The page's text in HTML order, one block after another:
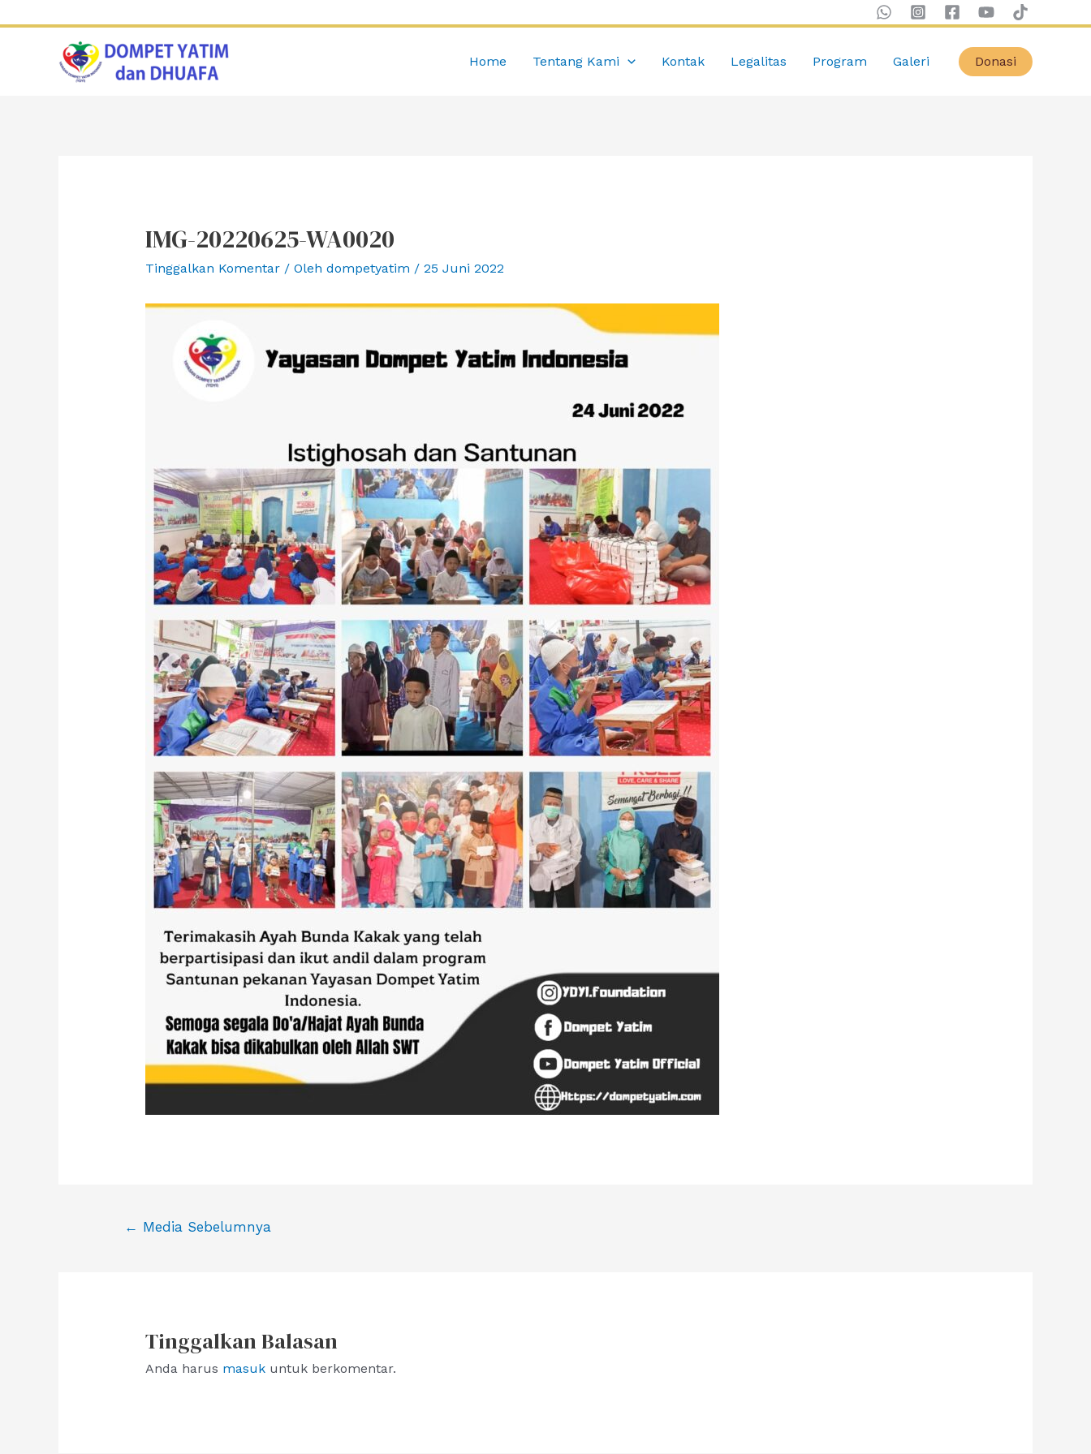
ke
Home Tentang Kami Kontak Legalitas Program Galeri Donasi
IMG-20220625-WA0020
Tinggalkan Komentar / Oleh dompetyatim / 25 Juni 2022
Navigasi
← Media Sebelumnya
Tinggalkan Balasan
Anda harus masukuntuk berkomentar.